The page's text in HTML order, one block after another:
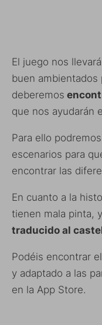
El juego nos
buen
deberemos
que nos ayudarán
Para ello
escenarios para
encontrar las
En cuanto a la
tienen mala pinta,
traducido al
Podéis encontrar
y adaptado a las
en la App Store.